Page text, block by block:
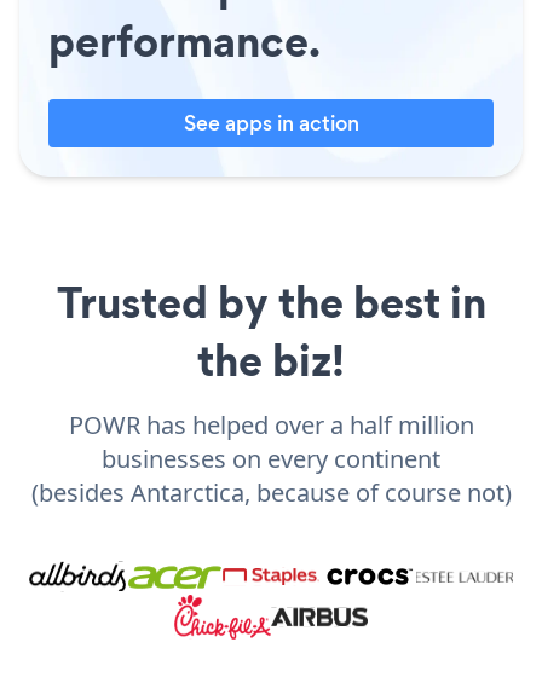
performance.
See apps in action
Trusted by the best in
the biz!
POWR has helped over a half million
businesses on every continent
(besides Antarctica, because of course not)